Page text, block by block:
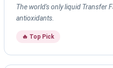
The world's only liquid Transfer
antioxidants.
🔥 Top Pick